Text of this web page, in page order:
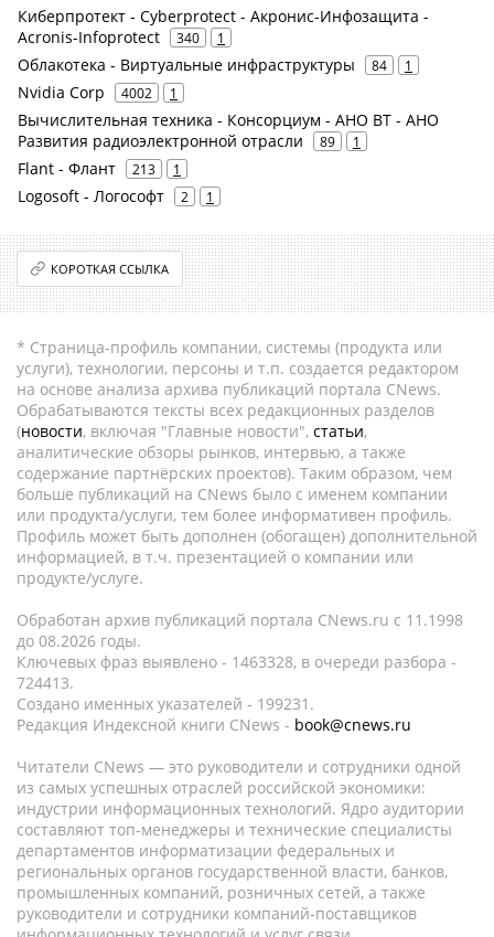
Киберпротект - Cyberprotect - Акронис-Инфозащита -
Acronis-Infoprotect
340 1
Облакотека - Виртуальные инфраструктуры 84 1
Nvidia Corp 4002 1
Вычислительная техника - Консорциум - АНО ВТ - АНО
Развития радиоэлектронной отрасли
89 1
Flant - Флант 213 1
Logosoft - Логософт 2 1
КОРОТКАЯ ССЫЛКА
* Страница-профиль компании, системы (продукта или
услуги), технологии, персоны и т.п. создается редактором
на основе анализа архива публикаций портала CNews.
Обрабатываются тексты всех редакционных разделов
(новости, включая "Главные новости", статьи,
аналитические обзоры рынков, интервью, а также
содержание партнёрских проектов). Таким образом, чем
больше публикаций на CNews было с именем компании
или продукта/услуги, тем более информативен профиль.
Профиль может быть дополнен (обогащен) дополнительной
информацией, в т.ч. презентацией о компании или
продукте/услуге.
Обработан архив публикаций портала CNews.ru c 11.1998
до 08.2026 годы.
Ключевых фраз выявлено - 1463328, в очереди разбора -
724413.
Создано именных указателей - 199231.
Редакция Индексной книги CNews - book@cnews.ru
Читатели CNews — это руководители и сотрудники одной
из самых успешных отраслей российской экономики:
индустрии информационных технологий. Ядро аудитории
составляют топ-менеджеры и технические специалисты
департаментов информатизации федеральных и
региональных органов государственной власти, банков,
промышленных компаний, розничных сетей, а также
руководители и сотрудники компаний-поставщиков